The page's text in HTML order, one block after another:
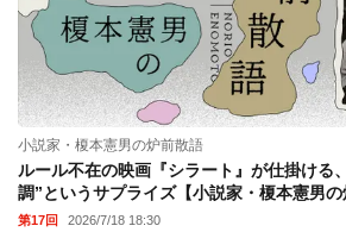
小説家・榎本憲男の炉前散語
ルール不在の映画『シラート』が仕掛ける
調”というサプライズ【小説家・榎本憲男の
第17回 2026/7/18 18:30